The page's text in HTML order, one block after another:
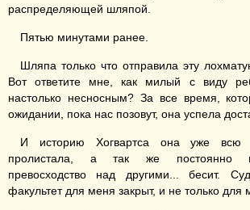
распределяющей шляпой.
Пятью минутами ранее.
Шляпа только что отправила эту
Вот ответите мне, как милый с виду
настолько несносным? За все время,
ожидании, пока нас позовут, она успела
И историю Хогвартса она уже всю
пролистала, а так же постоянно
превосходство над другими... бесит.
факультет для меня закрыт, и не только для